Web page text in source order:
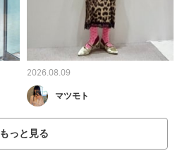
2026.08.09
マツモト
もっと見る